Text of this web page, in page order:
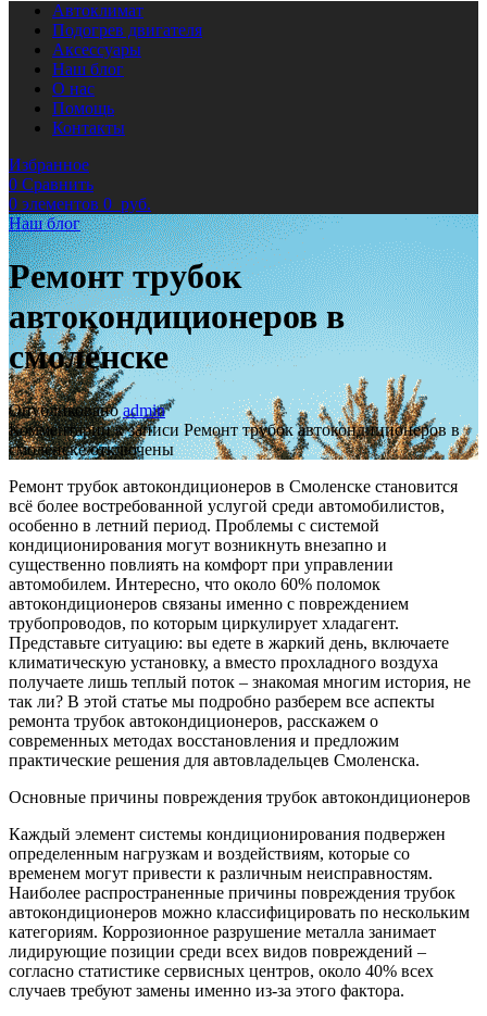
Автоклимат
Подогрев двигателя
Аксессуары
Наш блог
О нас
Помощь
Контакты
Избранное
0 Сравнить
0 элементов 0 руб.
Наш блог
Ремонт трубок
автокондиционеров в
смоленске
Опубликовано admin
Комментариик записи Ремонт трубок автокондиционеров в
смоленскеотключены
Ремонт трубок автокондиционеров в Смоленске становится
всё более востребованной услугой среди автомобилистов,
особенно в летний период. Проблемы с системой
кондиционирования могут возникнуть внезапно и
существенно повлиять на комфорт при управлении
автомобилем. Интересно, что около 60% поломок
автокондиционеров связаны именно с повреждением
трубопроводов, по которым циркулирует хладагент.
Представьте ситуацию: вы едете в жаркий день, включаете
климатическую установку, а вместо прохладного воздуха
получаете лишь теплый поток – знакомая многим история, не
так ли? В этой статье мы подробно разберем все аспекты
ремонта трубок автокондиционеров, расскажем о
современных методах восстановления и предложим
практические решения для автовладельцев Смоленска.
Основные причины повреждения трубок автокондиционеров
Каждый элемент системы кондиционирования подвержен
определенным нагрузкам и воздействиям, которые со
временем могут привести к различным неисправностям.
Наиболее распространенные причины повреждения трубок
автокондиционеров можно классифицировать по нескольким
категориям. Коррозионное разрушение металла занимает
лидирующие позиции среди всех видов повреждений –
согласно статистике сервисных центров, около 40% всех
случаев требуют замены именно из-за этого фактора.